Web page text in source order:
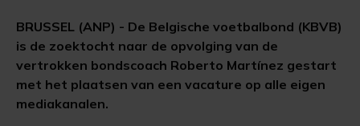
BRUSSEL (ANP) - De Belgische voetbalbond (KBVB)
is de zoektocht naar de opvolging van de
vertrokken bondscoach Roberto Martínez gestart
met het plaatsen van een vacature op alle eigen
mediakanalen.